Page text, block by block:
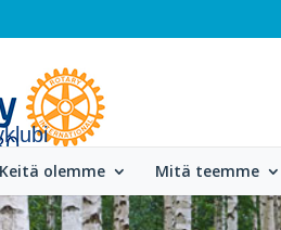
Keitä olemme Mitä teemme